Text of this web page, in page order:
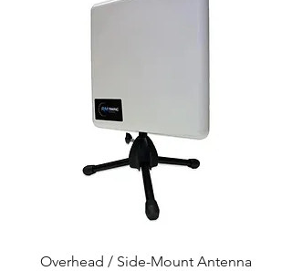
Overhead / Side-Mount Antenna